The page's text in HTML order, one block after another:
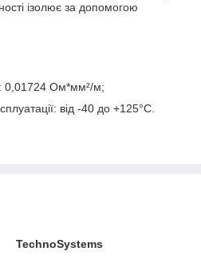
ізолює за допомогою
0,01724 Ом*мм²/м;
від -40 до +125°С.
TechnoSystems